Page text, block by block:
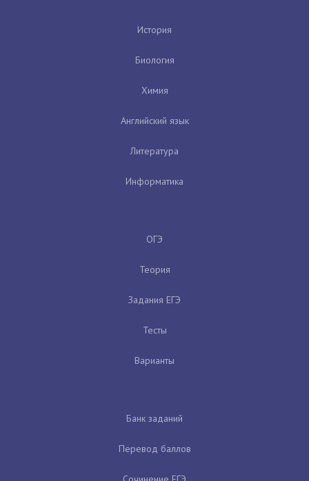
История
Биология
Химия
Английский язык
Литература
Информатика
ОГЭ
Теория
Задания ЕГЭ
Тесты
Варианты
Банк заданий
Перевод баллов